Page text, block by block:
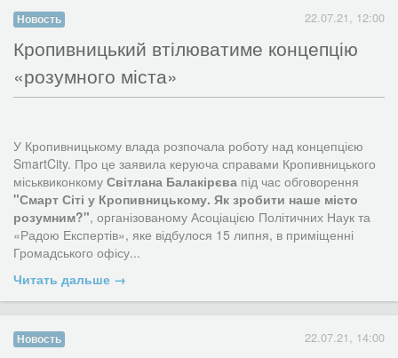
Новость 22.07.21, 12:00
​Кропивницький втілюватиме концепцію
«розумного міста»
Новость 22.07.21, 14:00